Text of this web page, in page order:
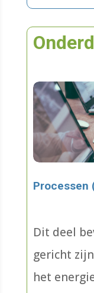
Processen
Dit deel
gericht
het